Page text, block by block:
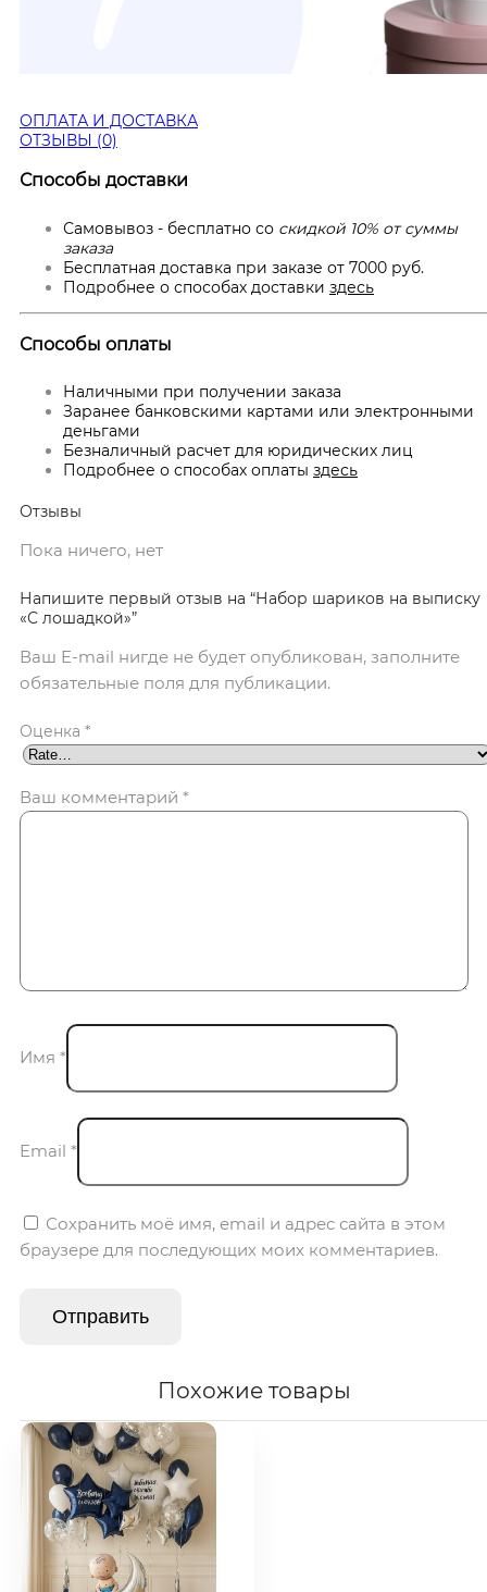
ОПЛАТА И ДОСТАВКА
ОТЗЫВЫ (0)
Способы доставки
Самовывоз - бесплатно со скидкой 10% от суммы
заказа
Бесплатная доставка при заказе от 7000 руб.
Подробнее о способах доставки здесь
Способы оплаты
Наличными при получении заказа
Заранее банковскими картами или электронными
деньгами
Безналичный расчет для юридических лиц
Подробнее о способах оплаты здесь
Отзывы
Пока ничего, нет
Напишите первый отзыв на “Набор шариков на выписку
«С лошадкой»”
Ваш E-mail нигде не будет опубликован, заполните
обязательные поля для публикации.
Оценка *
Ваш комментарий *
Имя *
Email *
Сохранить моё имя, email и адрес сайта в этом
браузере для последующих моих комментариев.
Похожие товары